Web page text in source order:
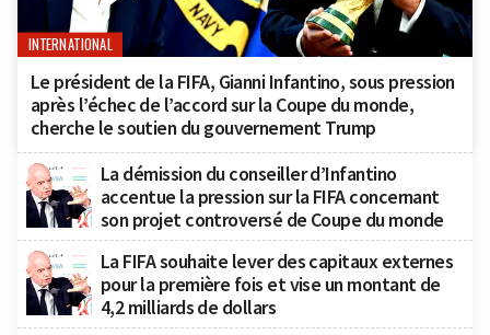
INTERNATIONAL
Le président de la FIFA, Gianni Infantino, sous pression
après l’échec de l’accord sur la Coupe du monde,
cherche le soutien du gouvernement Trump
La démission du conseiller d’Infantino
accentue la pression sur la FIFA concernant
son projet controversé de Coupe du monde
La FIFA souhaite lever des capitaux externes
pour la première fois et vise un montant de
4,2 milliards de dollars